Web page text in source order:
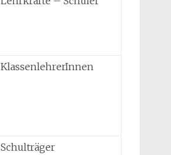
KlassenlehrerInnen
Schulträger